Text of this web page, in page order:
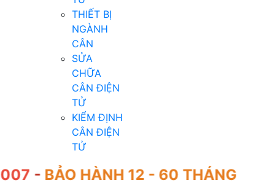
THIẾT BỊ
NGÀNH
CÂN
SỬA
CHỮA
CÂN ĐIỆN
TỬ
KIỂM ĐỊNH
CÂN ĐIỆN
TỬ
BẢO HÀNH 12 - 60 THÁNG